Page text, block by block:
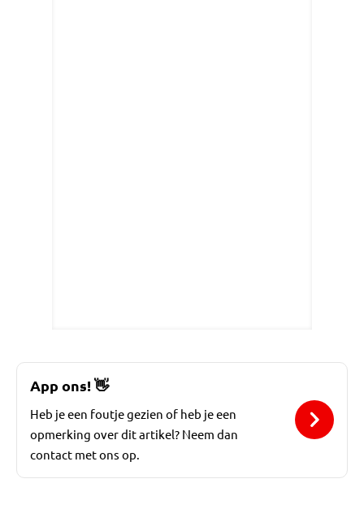
App ons! 👋
Heb je een foutje gezien of heb je een
opmerking over dit artikel? Neem dan
contact met ons op.